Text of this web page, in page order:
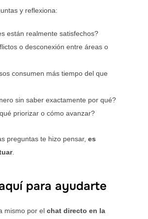
y reflexiona:
están realmente satisfechos?
o desconexión entre áreas o
consumen más tiempo del que
sin saber exactamente por qué?
priorizar o cómo avanzar?
preguntas te hizo pensar, es
.
para ayudarte
mismo por el chat directo en la